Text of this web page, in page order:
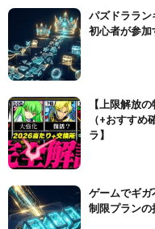
パズドララン
初心者が参
【上限解放
（+おすす
ラ】
ゲームでギ
制限プランの